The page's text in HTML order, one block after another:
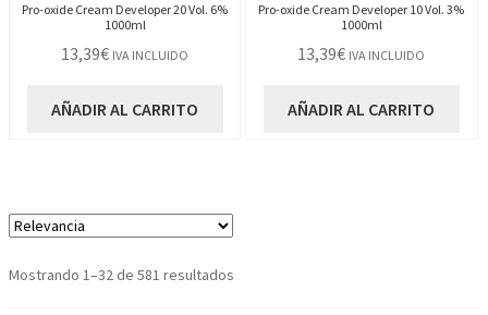
Pro-oxide Cream Developer 20 Vol. 6%
1000ml
13,39€ IVA INCLUIDO
AÑADIR AL CARRITO
Pro-oxide Cream Developer 10 Vol. 3%
1000ml
13,39€ IVA INCLUIDO
AÑADIR AL CARRITO
Mostrando 1–32 de 581 resultados